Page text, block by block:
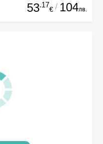
53.17
€ / 104лв.